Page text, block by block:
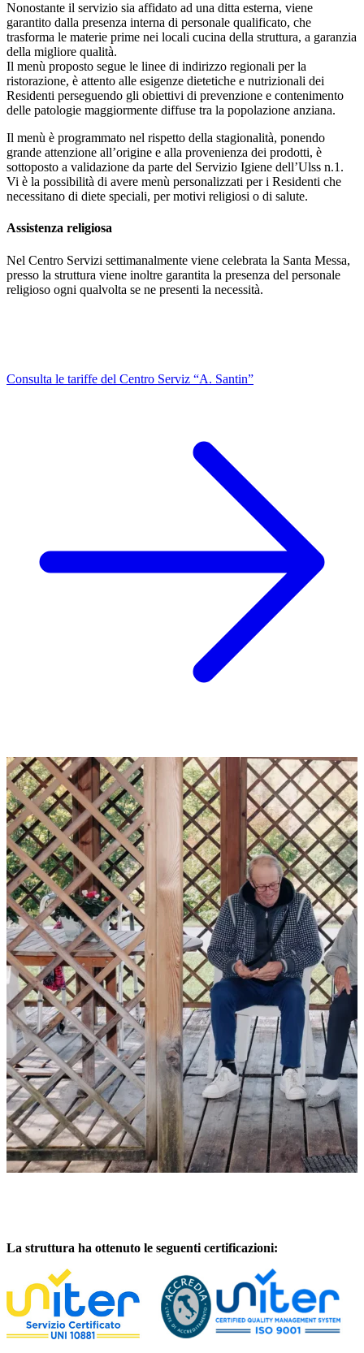
Nonostante il servizio sia affidato ad una ditta esterna, viene
garantito dalla presenza interna di personale qualificato, che
trasforma le materie prime nei locali cucina della struttura, a garanzia
della migliore qualità.
Il menù proposto segue le linee di indirizzo regionali per la
ristorazione, è attento alle esigenze dietetiche e nutrizionali dei
Residenti perseguendo gli obiettivi di prevenzione e contenimento
delle patologie maggiormente diffuse tra la popolazione anziana.
Il menù è programmato nel rispetto della stagionalità, ponendo
grande attenzione all’origine e alla provenienza dei prodotti, è
sottoposto a validazione da parte del Servizio Igiene dell’Ulss n.1.
Vi è la possibilità di avere menù personalizzati per i Residenti che
necessitano di diete speciali, per motivi religiosi o di salute.
Assistenza religiosa
Nel Centro Servizi settimanalmente viene celebrata la Santa Messa,
presso la struttura viene inoltre garantita la presenza del personale
religioso ogni qualvolta se ne presenti la necessità.
Consulta le tariffe del Centro Serviz “A. Santin”
La struttura ha ottenuto le seguenti certificazioni: